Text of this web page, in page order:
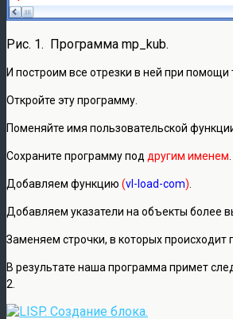
Рис. 1. Программа mp_kub.
И построим все отрезки в ней при помощи
Откройте эту программу.
Поменяйте имя пользовательской
Сохраните программу под другим именем
Добавляем функцию (vl-load-com)
Добавляем указатели на объекты более
Заменяем строчки, в которых происходит
В результате наша программа примет
2.